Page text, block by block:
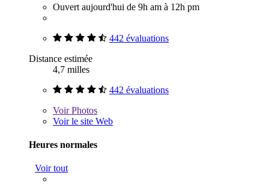
Ouvert aujourd'hui de 9h am à 12h pm
442 évaluations
Distance estimée
4,7 milles
442 évaluations
VoirPhotos
Voir le site Web
Heures normales
Voir tout